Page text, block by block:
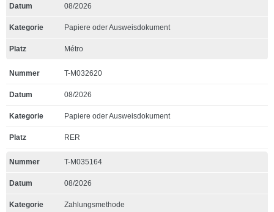
08/2026
Papiere oder Ausweisdokument
Métro
T-M032620
08/2026
Papiere oder Ausweisdokument
RER
T-M035164
08/2026
Zahlungsmethode